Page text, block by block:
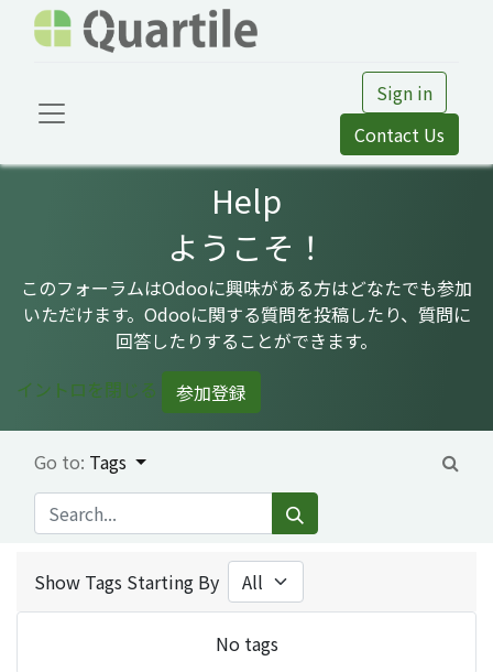
Sign in
Contact Us
Help
ようこそ！
このフォーラムはOdooに興味がある方はどなたでも参加
いただけます。Odooに関する質問を投稿したり、質問に
回答したりすることができます。
イントロを閉じる
参加登録
Go to: Tags
Show Tags Starting By
No tags